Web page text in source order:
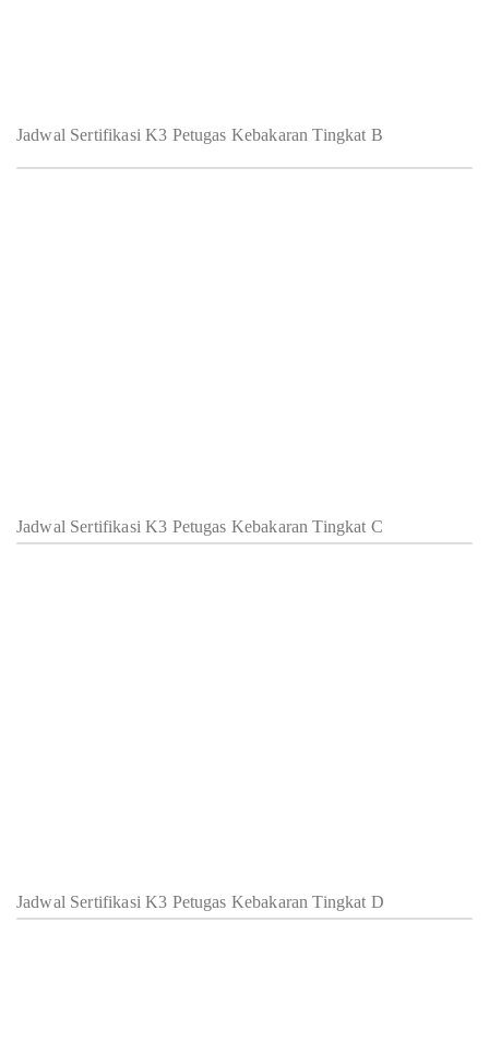
Jadwal Sertifikasi K3 Petugas Kebakaran Tingkat B
Jadwal Sertifikasi K3 Petugas Kebakaran Tingkat C
Jadwal Sertifikasi K3 Petugas Kebakaran Tingkat D